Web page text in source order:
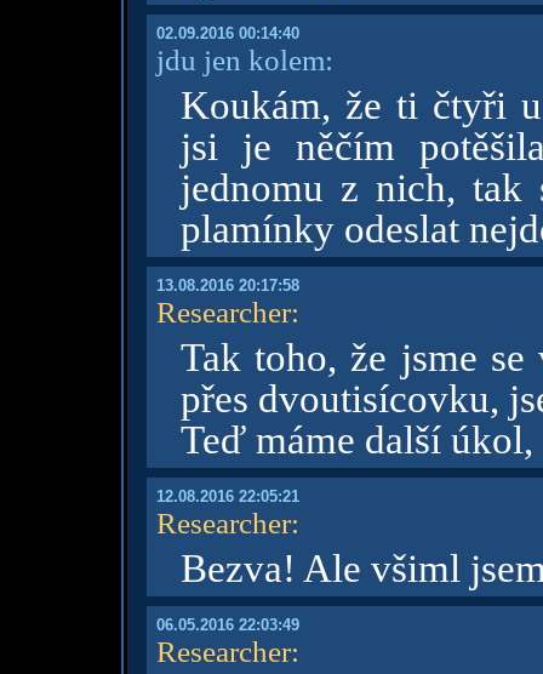
02.09.2016 00:14:40
jdu jen kolem:
Koukám, že ti čtyři
jsi je něčím
jednomu z nich, tak
plamínky odeslat
13.08.2016 20:17:58
Researcher:
Tak toho, že jsme
přes dvoutisícovku,
Teď máme další
12.08.2016 22:05:21
Researcher:
Bezva! Ale všiml
06.05.2016 22:03:49
Researcher: